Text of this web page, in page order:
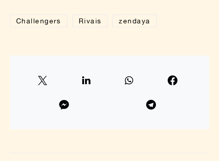
Challengers Rivais zendaya